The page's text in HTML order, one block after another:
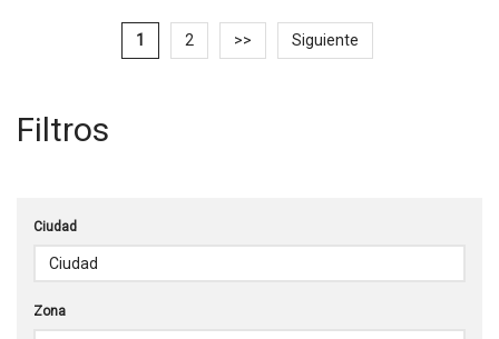
1 2 >> Siguiente
Filtros
Ciudad
Zona